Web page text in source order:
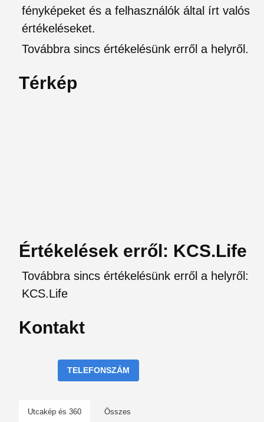
fényképeket és a felhasználók által írt valós
értékeléseket.
Továbbra sincs értékelésünk erről a helyről.
Térkép
Értékelések erről: KCS.Life
Továbbra sincs értékelésünk erről a helyről:
KCS.Life
Kontakt
TELEFONSZÁM
Utcakép és 360 Összes